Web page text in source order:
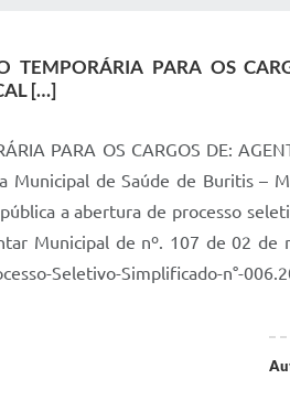
TEMPORÁRIA PARA OS
[…]
PARA OS CARGOS DE:
Municipal de Saúde de Buritis
a abertura de processo
Municipal de nº. 107 de 02 de
Seletivo-Simplificado-n°-